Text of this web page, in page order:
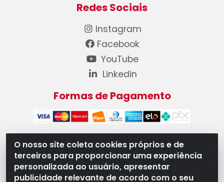
O nosso site coleta cookies próprios e de
terceiros para proporcionar uma experiência
personalizada ao usuário, apresentar
publicidade relevante de acordo com o seu
Redes Sociais
Instagram
Facebook
YouTube
Linkedin
Formas de Pagamento
WB Componentes Automotivos LTDA - CNPJ
08.528.393/0001-12 - Rua do Níquel, 667 - Parque
Oeste Industrial, Goiânia/GO - CEP 74375-660